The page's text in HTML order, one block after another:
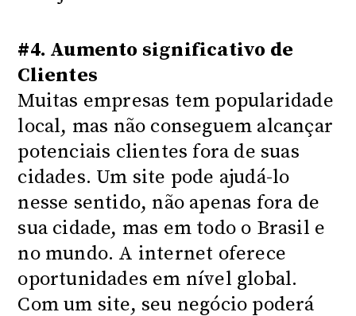
#4. Aumento significativo de
Clientes
Muitas empresas tem popularidade
local, mas não conseguem alcançar
potenciais clientes fora de suas
cidades. Um site pode ajudá-lo
nesse sentido, não apenas fora de
sua cidade, mas em todo o Brasil e
no mundo. A internet oferece
oportunidades em nível global.
Com um site, seu negócio poderá